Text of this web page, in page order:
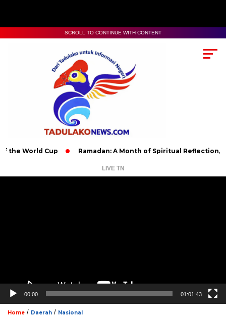
SCROLL TO CONTINUE WITH CONTENT
Cup Ramadan: A Month of Spiritual Reflection,
LIVE TN
00:00 01:01:43
Home / Daerah / Nasional